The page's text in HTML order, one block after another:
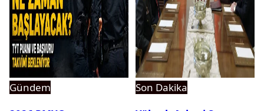
Gündem
Son Dakika